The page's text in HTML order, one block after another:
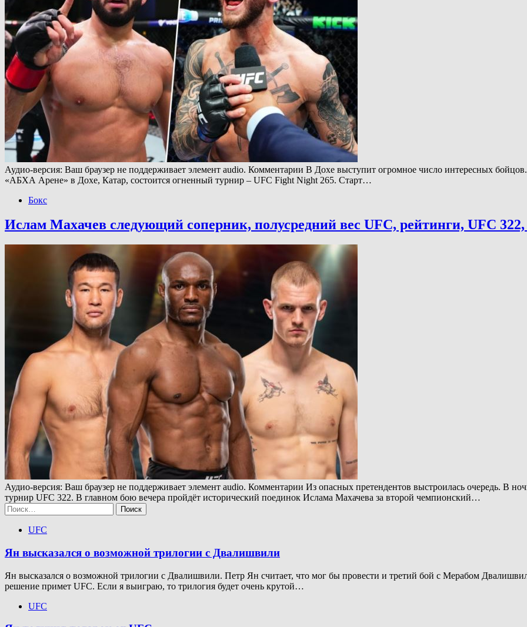
Аудио-версия: Ваш браузер не поддерживает элемент audio. Комментарии В Дохе выступит огромное число интересных
«АБХА Арене» в Дохе, Катар, состоится огненный турнир – UFC Fight Night 265. Старт…
Бокс
Ислам Махачев следующий соперник, полусредний вес UFC, рейтинги, UFC
Аудио-версия: Ваш браузер не поддерживает элемент audio. Комментарии Из опасных претендентов выстроилась очередь. В
турнир UFC 322. В главном бою вечера пройдёт исторический поединок Ислама Махачева за второй чемпионский…
Найти:
UFC
Ян высказался о возможной трилогии с Двалишвили
Ян высказался о возможной трилогии с Двалишвили. Петр Ян считает, что мог бы провести и третий бой с Мерабом
решение примет UFC. Если я выиграю, то трилогия будет очень крутой…
UFC